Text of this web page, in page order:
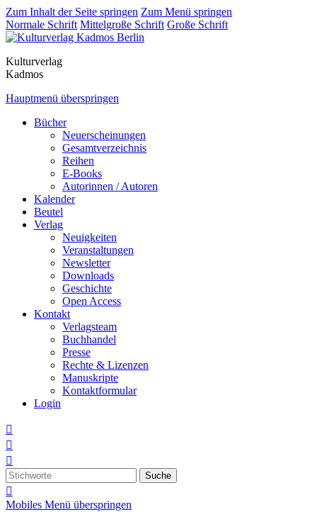
Zum Inhalt der Seite springen Zum Menü springen
Normale Schrift Mittelgroße Schrift Große Schrift
Kulturverlag
Kadmos
Hauptmenü überspringen
Bücher
Neuerscheinungen
Gesamtverzeichnis
Reihen
E-Books
Autorinnen / Autoren
Kalender
Beutel
Verlag
Neuigkeiten
Veranstaltungen
Newsletter
Downloads
Geschichte
Open Access
Kontakt
Verlagsteam
Buchhandel
Presse
Rechte & Lizenzen
Manuskripte
Kontaktformular
Login



Suche

Mobiles Menü überspringen